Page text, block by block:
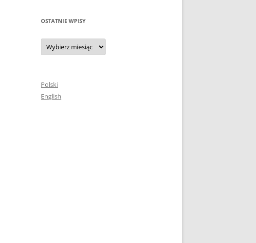
OSTATNIE WPISY
Ostatnie
wpisy
Polski
English